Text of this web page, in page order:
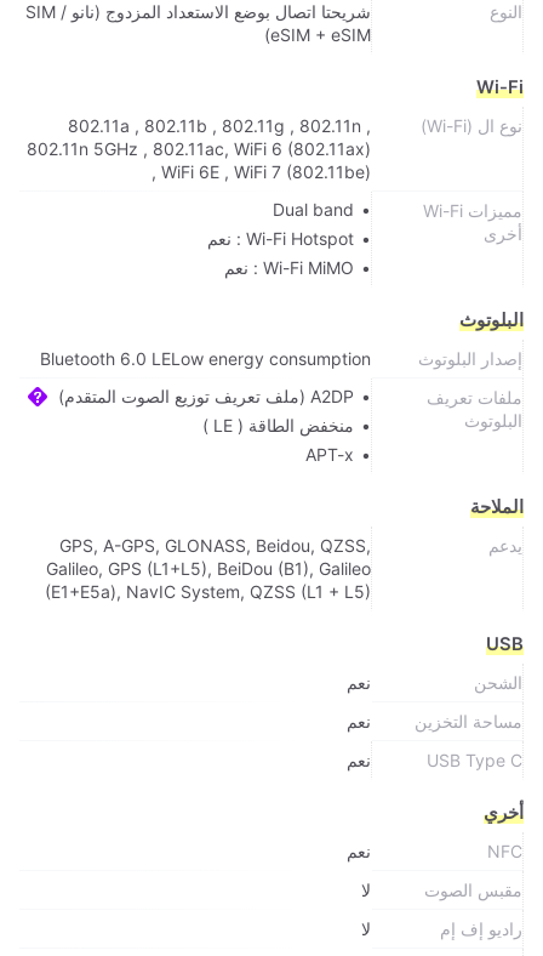
النوع
شريحتا اتصال بوضع الاستعداد المزدوج (نانو SIM /
eSIM + eSIM)
Wi-Fi
نوع ال (Wi-Fi)
802.11a , 802.11b , 802.11g , 802.11n ,
802.11n 5GHz , 802.11ac, WiFi 6 (802.11ax)
, WiFi 6E , WiFi 7 (802.11be)
مميزات Wi-Fi
أخرى
Dual band
Wi-Fi Hotspot : نعم
Wi-Fi MiMO : نعم
البلوتوث
إصدار البلوتوث
Bluetooth 6.0 LELow energy consumption
ملفات تعريف
البلوتوث
A2DP (ملف تعريف توزيع الصوت المتقدم)
منخفض الطاقة ( LE )
APT-x
الملاحة
يدعم
GPS, A-GPS, GLONASS, Beidou, QZSS,
Galileo, GPS (L1+L5), BeiDou (B1), Galileo
(E1+E5a), NavIC System, QZSS (L1 + L5)
USB
الشحن
نعم
مساحة التخزين
نعم
USB Type C
نعم
أخري
NFC
نعم
مقبس الصوت
لا
راديو إف إم
لا